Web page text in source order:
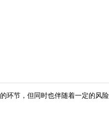
节，但同时也伴随着一定的风